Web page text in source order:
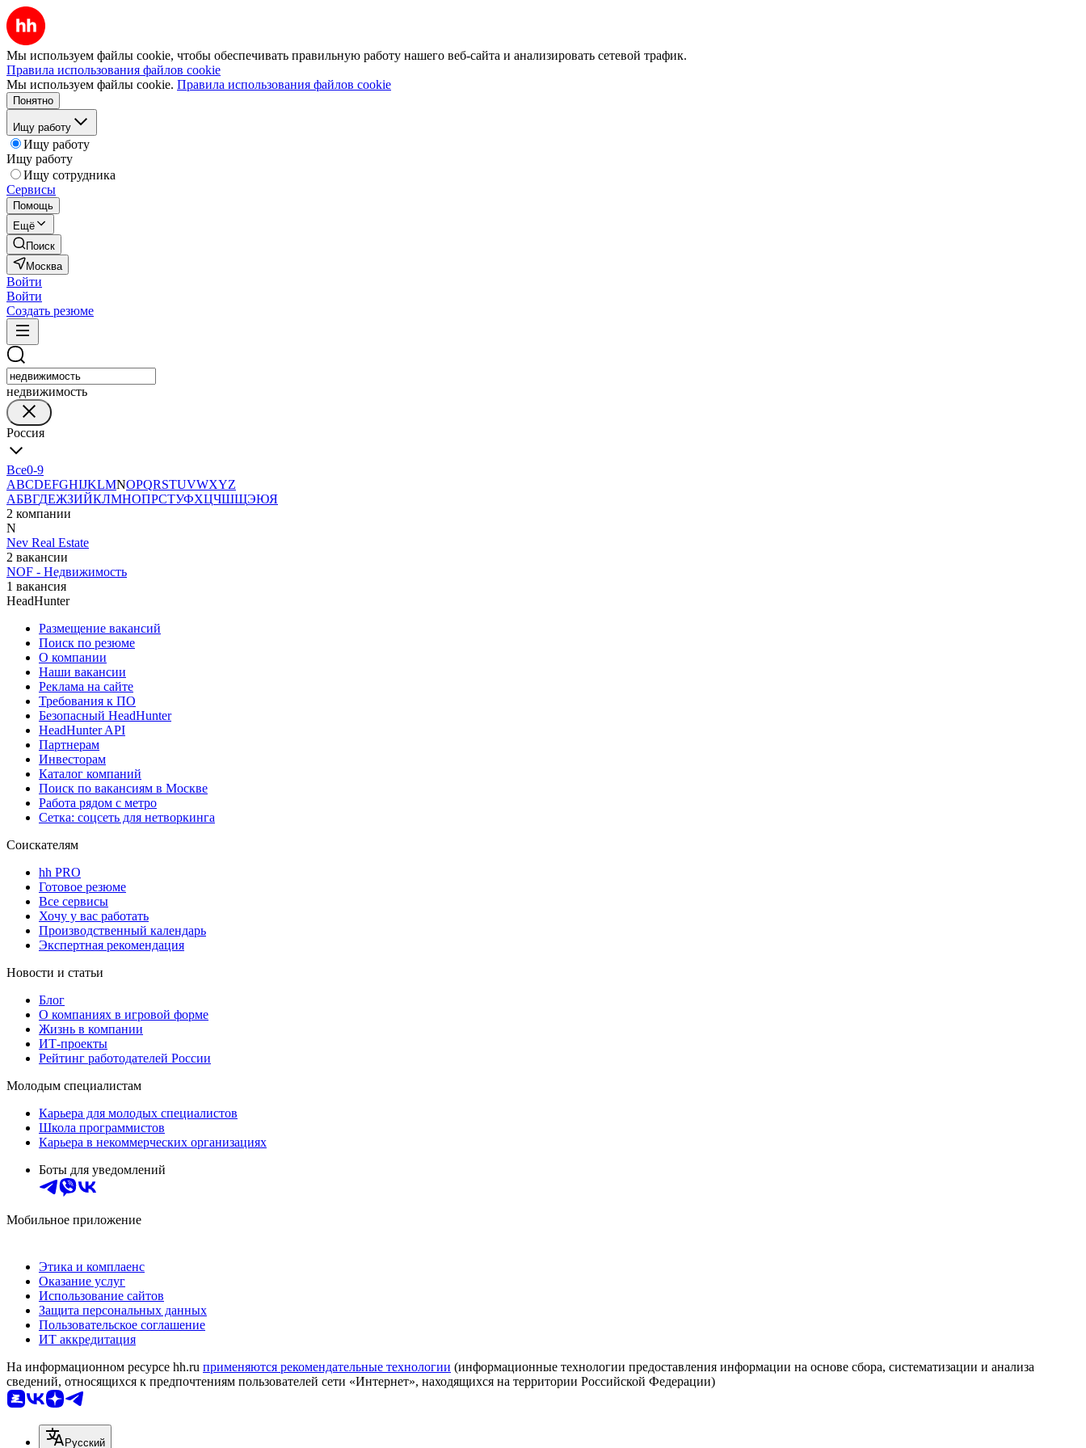
Мы используем файлы cookie, чтобы обеспечивать правильную работу нашего веб-сайта и анализировать сетевой трафик.
Правила использования файлов cookie
Мы используем файлы cookie. Правила использования файлов cookie
Понятно
Ищу работу
Ищу работу
Ищу работу
Ищу сотрудника
Сервисы
Помощь
Ещё
Поиск
Москва
Войти
Войти
Создать резюме
недвижимость
Россия
Все0-9
ABCDEFGHIJKLMNOPQRSTUVWXYZ
АБВГДЕЖЗИЙКЛМНОПРСТУФХЦЧШЩЭЮЯ
2 компании
N
Nev Real Estate
2 вакансии
NOF - Недвижимость
1 вакансия
HeadHunter
Размещение вакансий
Поиск по резюме
О компании
Наши вакансии
Реклама на сайте
Требования к ПО
Безопасный HeadHunter
HeadHunter API
Партнерам
Инвесторам
Каталог компаний
Поиск по вакансиям в Москве
Работа рядом с метро
Сетка: соцсеть для нетворкинга
Соискателям
hh PRO
Готовое резюме
Все сервисы
Хочу у вас работать
Производственный календарь
Экспертная рекомендация
Новости и статьи
Блог
О компаниях в игровой форме
Жизнь в компании
ИТ-проекты
Рейтинг работодателей России
Молодым специалистам
Карьера для молодых специалистов
Школа программистов
Карьера в некоммерческих организациях
Боты для уведомлений
Мобильное приложение
Этика и комплаенс
Оказание услуг
Использование сайтов
Защита персональных данных
Пользовательское соглашение
ИТ аккредитация
На информационном ресурсе hh.ru применяются рекомендательные технологии (информационные технологии предоставления информации на основе сбора, систематизации и анализа
сведений, относящихся к предпочтениям пользователей сети «Интернет», находящихся на территории Российской Федерации)
Русский